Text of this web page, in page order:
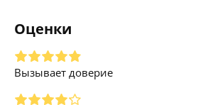
Оценки
Вызывает доверие